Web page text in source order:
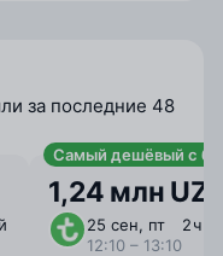
за последние 48
Самый дешёвый с
1,24 млн
25 сен, пт
12:10 – 13:10
2 ⁠ч